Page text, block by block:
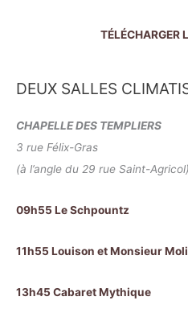
TÉLÉCHARGER
DEUX SALLES
CHAPELLE DES TEMPLIERS
3 rue Félix-Gras
(à l’angle du 29 rue Saint-Agricol)
09h55 Le Schpountz
11h55 Louison et Monsieur
13h45 Cabaret Mythique